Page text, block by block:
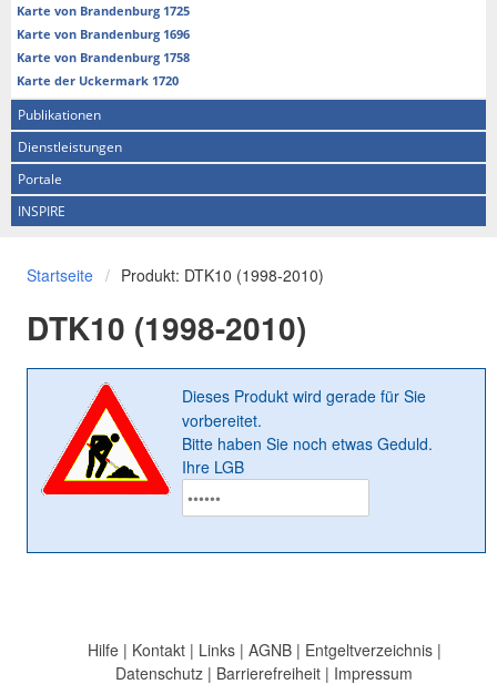
Karte von Brandenburg 1725
Karte von Brandenburg 1696
Karte von Brandenburg 1758
Karte der Uckermark 1720
Publikationen
Dienstleistungen
Portale
INSPIRE
Startseite Produkt: DTK10 (1998-2010)
DTK10 (1998-2010)
Dieses Produkt wird gerade für Sie
vorbereitet.
Bitte haben Sie noch etwas Geduld.
Ihre LGB
Hilfe| Kontakt| Links| AGNB| Entgeltverzeichnis|
Datenschutz | Barrierefreiheit | Impressum